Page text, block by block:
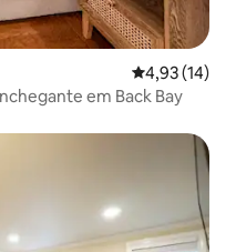
4,93 de uma
4,93 (14)
em Back Bay
hóspedes